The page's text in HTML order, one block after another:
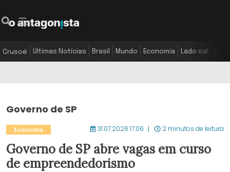
Crusoé Últimas Notícias Brasil Mundo Economia Lado oa!
Governo de SP
Economia 31.07.2026 17:06 2 minutos de leitura
Governo de SP abre vagas em curso
de empreendedorismo